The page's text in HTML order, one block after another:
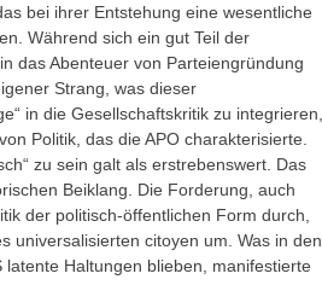
bei ihrer Entstehung eine wesentliche
Während sich ein gut Teil der
das Abenteuer von Parteiengründung
Strang, was dieser
in die Gesellschaftskritik zu integrieren,
Politik, das die APO charakterisierte.
zu sein galt als erstrebenswert. Das
Beiklang. Die Forderung, auch
der politisch-öffentlichen Form durch,
universalisierten citoyen um. Was in den
Haltungen blieben, manifestierte